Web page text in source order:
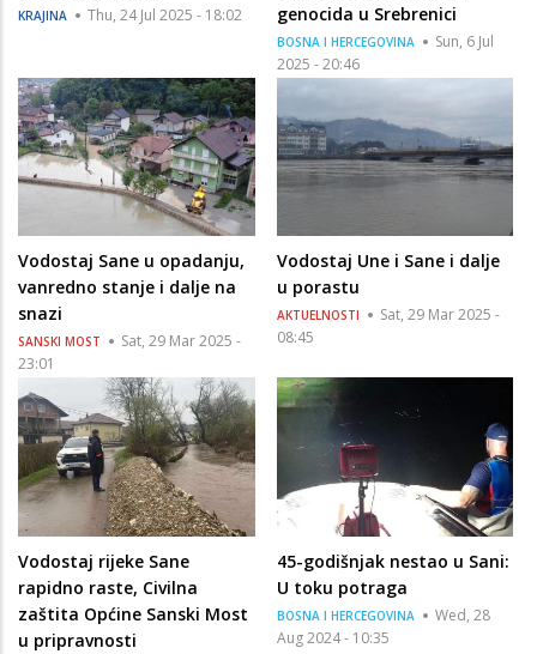
KRAJINA Thu, 24 Jul 2025 - 18:02
genocida u Srebrenici
BOSNA I HERCEGOVINA
Sun, 6 Jul
2025 - 20:46
Vodostaj Sane u opadanju,
vanredno stanje i dalje na
snazi
SANSKI MOST
Sat, 29 Mar 2025 -
23:01
Vodostaj Une i Sane i dalje
u porastu
AKTUELNOSTI
Sat, 29 Mar 2025 -
08:45
Vodostaj rijeke Sane
rapidno raste, Civilna
zaštita Općine Sanski Most
u pripravnosti
45-godišnjak nestao u Sani:
U toku potraga
BOSNA I HERCEGOVINA
Wed, 28
Aug 2024 - 10:35